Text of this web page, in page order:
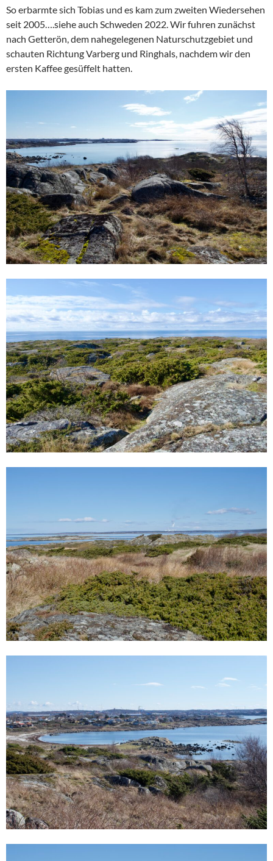
So erbarmte sich Tobias und es kam zum zweiten Wiedersehen
seit 2005….siehe auch Schweden 2022. Wir fuhren zunächst
nach Getterön, dem nahegelegenen Naturschutzgebiet und
schauten Richtung Varberg und Ringhals, nachdem wir den
ersten Kaffee gesüffelt hatten.